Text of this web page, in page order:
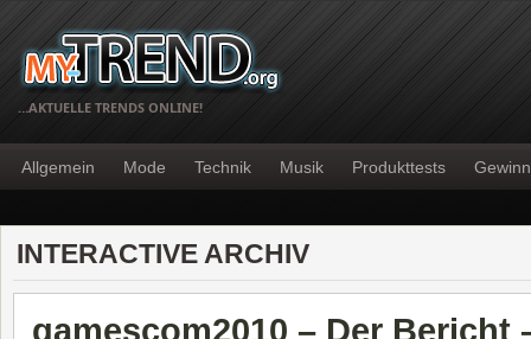
…AKTUELLE TRENDS ONLINE!
Allgemein Mode Technik Musik Produkttests
INTERACTIVE ARCHIV
gamescom2010 – Der Bericht